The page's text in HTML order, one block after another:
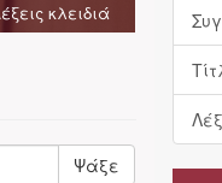
κλειδιά
Ψάξε